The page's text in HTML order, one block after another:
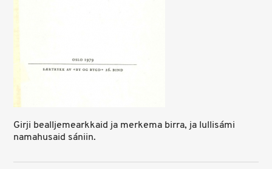
Girji bealljemearkkaid ja merkema birra, ja lullisámi
namahusaid sániin.